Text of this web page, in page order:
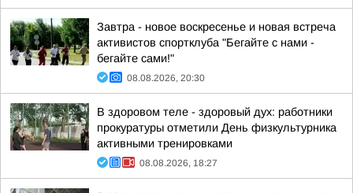
Завтра - новое воскресенье и новая встреча
активистов спортклуба "Бегайте с нами -
бегайте сами!"
08.08.2026, 20:30
В здоровом теле - здоровый дух: работники
прокуратуры отметили День физкультурника
активными тренировками
08.08.2026, 18:27